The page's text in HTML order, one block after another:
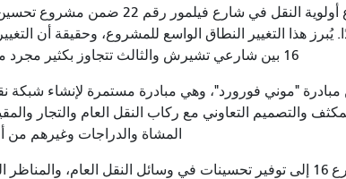
يُبرز هذا التغيير النطاق الواسع للمشروع، وحقيقة أن
16 بين شارعي تشيرش والثالث تتجاوز بكثير مجرد مسار حافلة فيلمور رقم 22.
"موني فورورد"، وهي مبادرة مستمرة لإنشاء شبكة
والتصميم التعاوني مع ركاب النقل العام والتجار
المشاة والدراجات وغيرهم
يهدف مشروع تحسين شارع 16 إلى توفير تحسينات في وسائل النقل العام،